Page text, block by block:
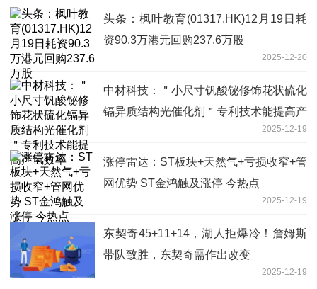
头条：枫叶教育(01317.HK)12月19日耗
资90.3万港元回购237.6万股
2025-12-20
中材科技：＂小尺寸钒酸铋修饰花状硫化
镉异质结构光催化剂＂专利技术能提高产
2025-12-19
涨停雷达：ST板块+天然气+亏损收窄+管
网优势 ST金鸿触及涨停 今热点
2025-12-19
东契奇45+11+14，湖人拒爆冷！詹姆斯
带队致胜，东契奇需作出改变
2025-12-19